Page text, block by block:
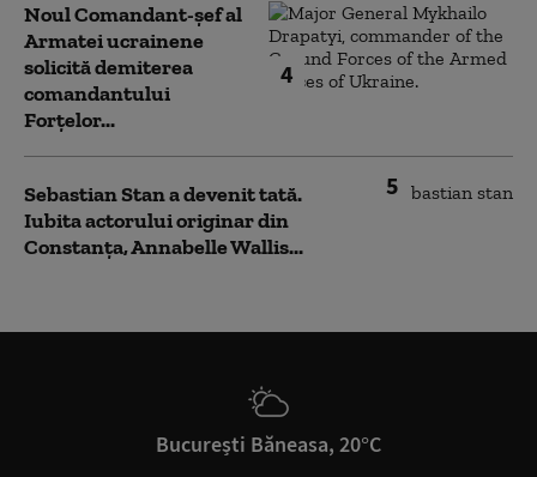
4
Noul Comandant-șef al
Armatei ucrainene
solicită demiterea
comandantului
Forțelor...
5
Sebastian Stan a devenit tată.
Iubita actorului originar din
Constanța, Annabelle Wallis...
București Băneasa, 20°C